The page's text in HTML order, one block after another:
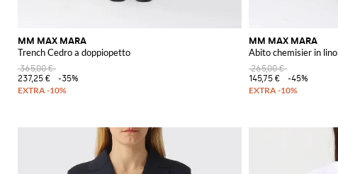
MM MAX MARA
Trench Cedro a doppiopetto
365,00 €
237,25 €
-35%
MM MAX MARA
Abito chemisier in lino
265,00 €
145,75 €
-45%